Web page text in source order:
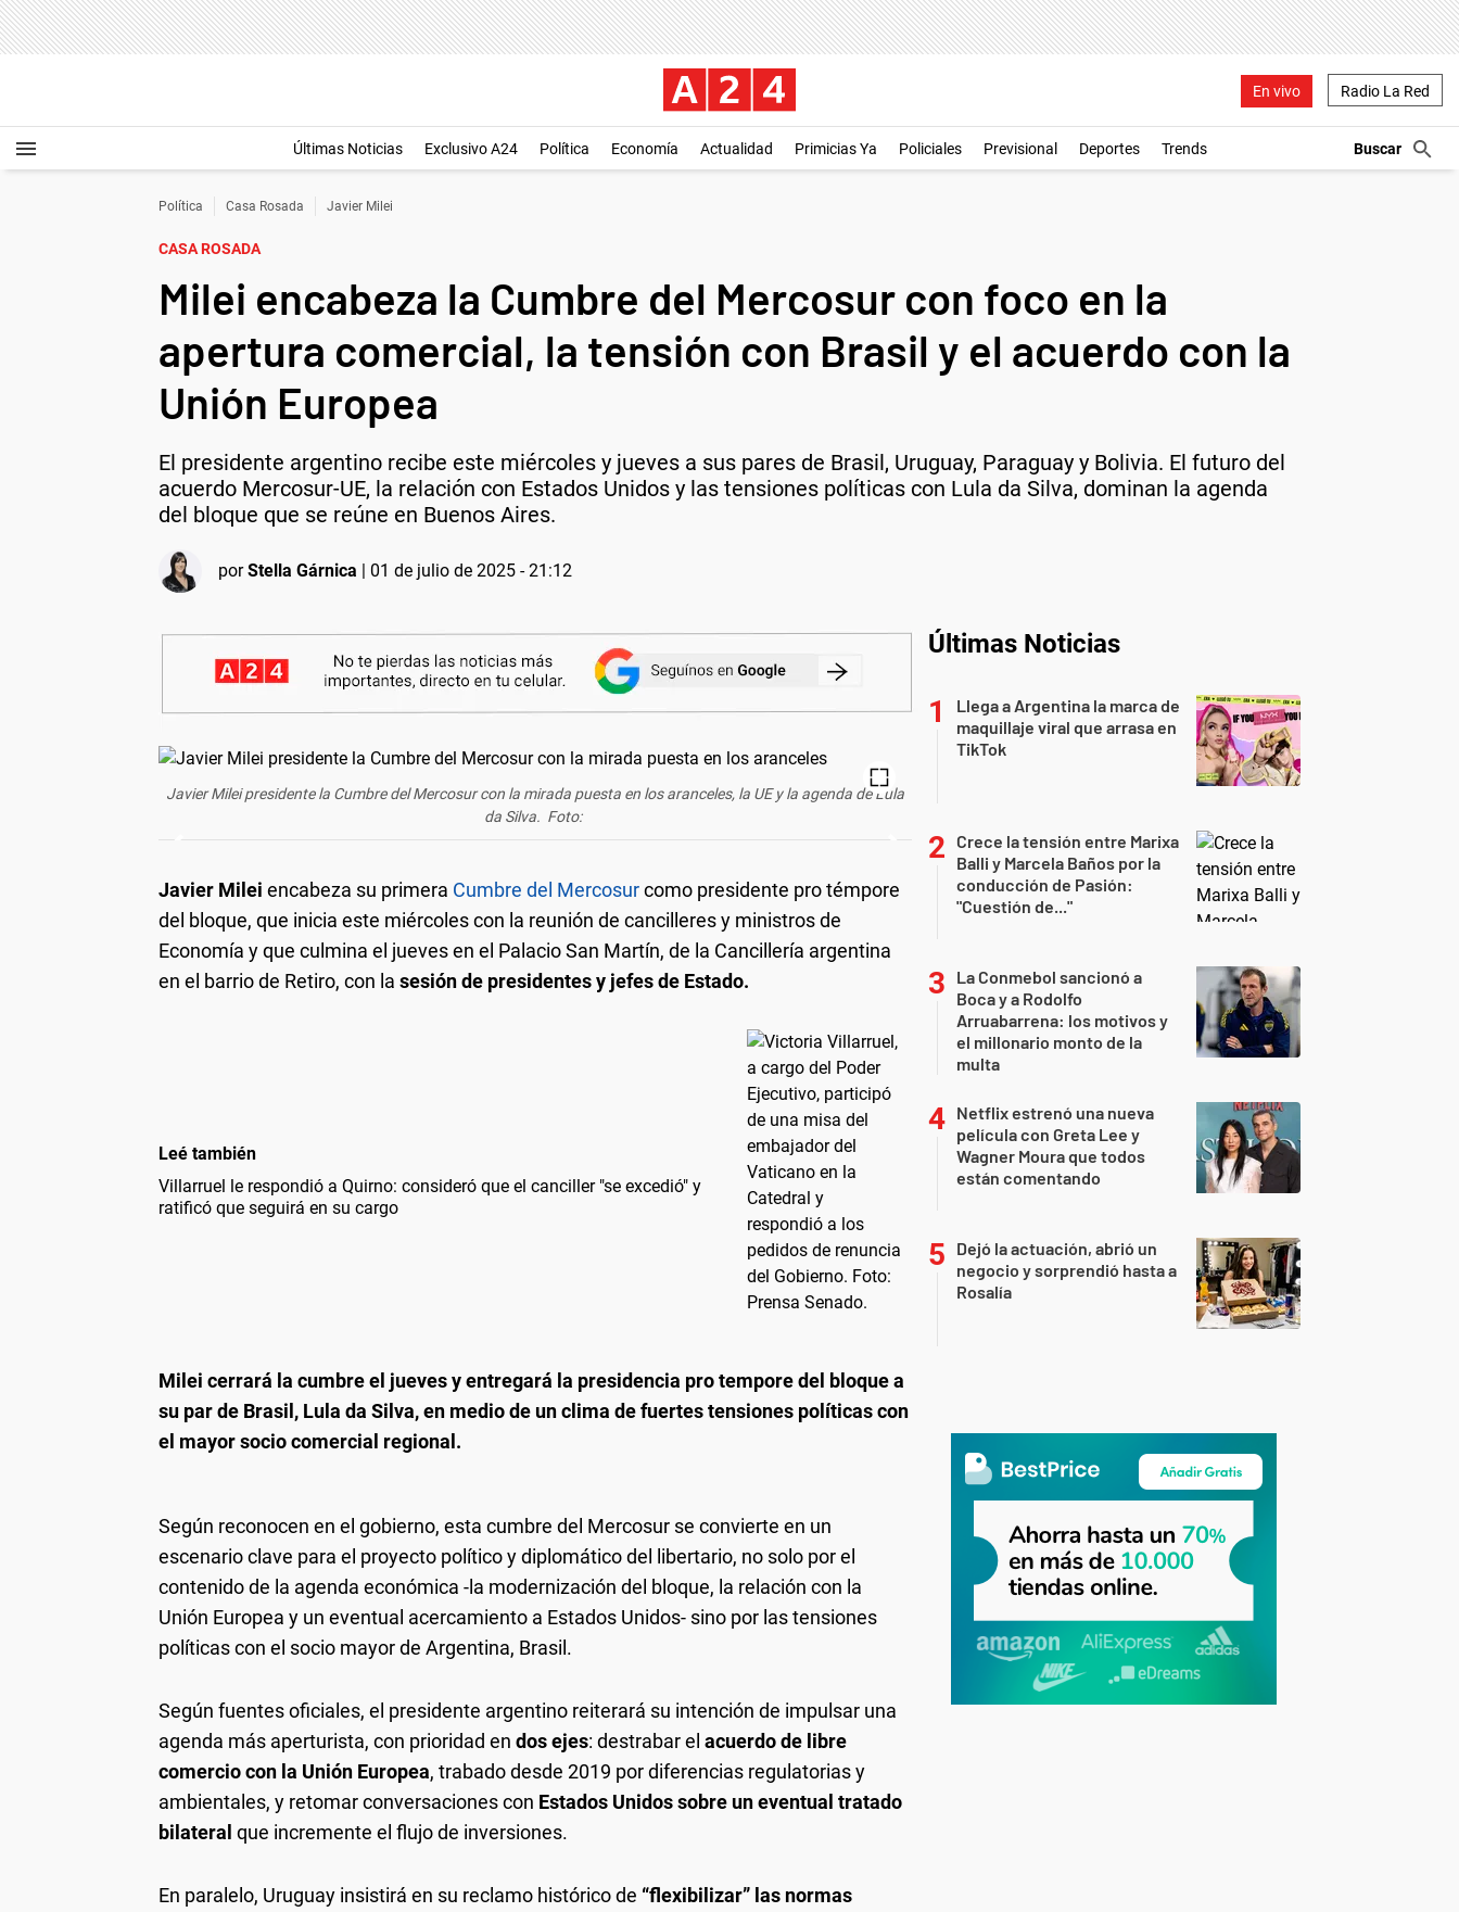
En vivo Radio La Red
Últimas Noticias Exclusivo A24 Política Economía Actualidad Primicias Ya Policiales Previsional Deportes Trends
Política Casa Rosada Javier Milei
CASA ROSADA
Milei encabeza la Cumbre del Mercosur con foco en la
apertura comercial, la tensión con Brasil y el acuerdo con la
Unión Europea
El presidente argentino recibe este miércoles y jueves a sus pares de Brasil, Uruguay, Paraguay y Bolivia. El futuro del
acuerdo Mercosur-UE, la relación con Estados Unidos y las tensiones políticas con Lula da Silva, dominan la agenda
del bloque que se reúne en Buenos Aires.
porStella Gárnica | 01 de julio de 2025 - 21:12
Javier Milei presidente la Cumbre del Mercosur con la mirada puesta en los aranceles, la UE y la agenda de Lula
da Silva. Foto:
Javier Milei encabeza su primera Cumbre del Mercosurcomo presidente pro témpore
del bloque, que inicia este miércoles con la reunión de cancilleres y ministros de
Economía y que culmina el jueves en el Palacio San Martín, de la Cancillería argentina
en el barrio de Retiro, con la sesión de presidentes y jefes de Estado.
Leé también
Villarruel le respondió a Quirno: consideró que el canciller "se excedió" y
ratificó que seguirá en su cargo
Milei cerrará la cumbre el jueves y entregará la presidencia pro tempore del bloque a
su par de Brasil, Lula da Silva, en medio de un clima de fuertes tensiones políticas con
el mayor socio comercial regional.
Según reconocen en el gobierno, esta cumbre del Mercosur se convierte en un
escenario clave para el proyecto político y diplomático del libertario, no solo por el
contenido de la agenda económica -la modernización del bloque, la relación con la
Unión Europea y un eventual acercamiento a Estados Unidos- sino por las tensiones
políticas con el socio mayor de Argentina, Brasil.
Según fuentes oficiales, el presidente argentino reiterará su intención de impulsar una
agenda más aperturista, con prioridad en dos ejes: destrabar el acuerdo de libre
comercio con la Unión Europea, trabado desde 2019 por diferencias regulatorias y
ambientales, y retomar conversaciones con Estados Unidos sobre un eventual tratado
bilateral que incremente el flujo de inversiones.
En paralelo, Uruguay insistirá en su reclamo histórico de “flexibilizar” las normas
Últimas Noticias
Llega a Argentina la marca de
maquillaje viral que arrasa en
TikTok
Crece la tensión entre Marixa
Balli y Marcela Baños por la
conducción de Pasión:
"Cuestión de..."
La Conmebol sancionó a
Boca y a Rodolfo
Arruabarrena: los motivos y
el millonario monto de la
multa
Netflix estrenó una nueva
película con Greta Lee y
Wagner Moura que todos
están comentando
Dejó la actuación, abrió un
negocio y sorprendió hasta a
Rosalía